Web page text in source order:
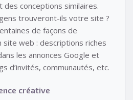
conceptions similaires.
trouveront-ils votre site ?
de façons de
site web : descriptions riches
les annonces Google et
d’invités, communautés, etc.
créative